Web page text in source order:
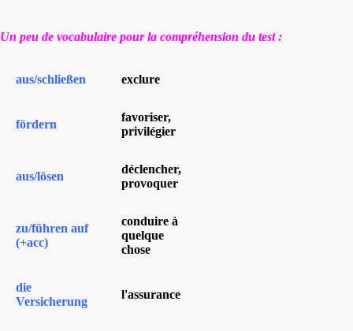
Un peu de vocabulaire pour la compréhension du test :
aus/schließen exclure
fördern
favoriser,
privilégier
aus/lösen
déclencher,
provoquer
zu/führen auf
(+acc)
conduire à
quelque
chose
die
Versicherung
l'assurance